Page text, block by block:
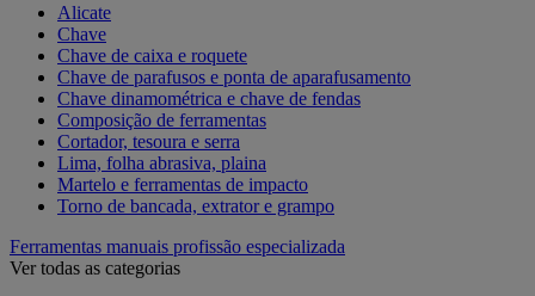
Alicate
Chave
Chave de caixa e roquete
Chave de parafusos e ponta de aparafusamento
Chave dinamométrica e chave de fendas
Composição de ferramentas
Cortador, tesoura e serra
Lima, folha abrasiva, plaina
Martelo e ferramentas de impacto
Torno de bancada, extrator e grampo
Ferramentas manuais profissão especializada
Ver todas as categorias